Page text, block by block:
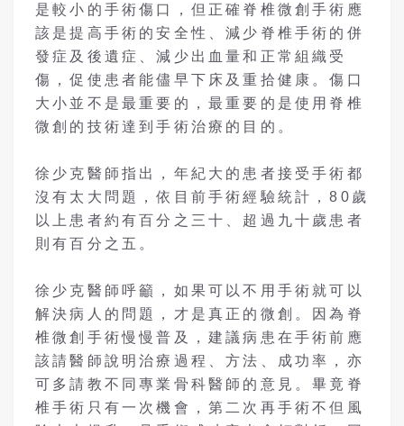
是較小的手術傷口，但正確脊椎微創手術應
該是提高手術的安全性、減少脊椎手術的併
發症及後遺症、減少出血量和正常組織受
傷，促使患者能儘早下床及重拾健康。傷口
大小並不是最重要的，最重要的是使用脊椎
微創的技術達到手術治療的目的。
徐少克醫師指出，年紀大的患者接受手術都
沒有太大問題，依目前手術經驗統計，80歲
以上患者約有百分之三十、超過九十歲患者
則有百分之五。
徐少克醫師呼籲，如果可以不用手術就可以
解決病人的問題，才是真正的微創。因為脊
椎微創手術慢慢普及，建議病患在手術前應
該請醫師說明治療過程、方法、成功率，亦
可多請教不同專業骨科醫師的意見。畢竟脊
椎手術只有一次機會，第二次再手術不但風